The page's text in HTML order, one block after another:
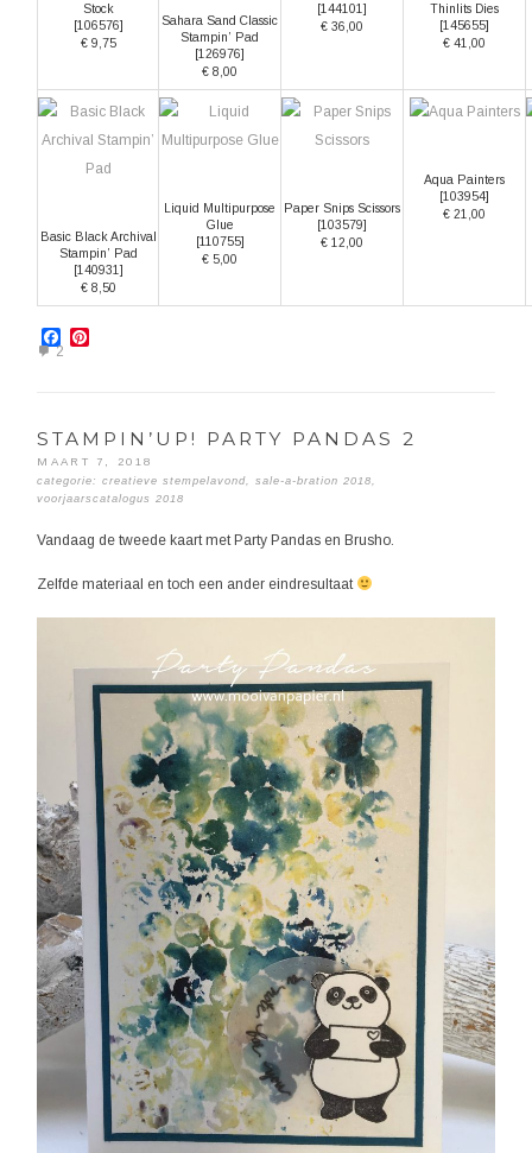
Stock
[106576]
€ 9,75
Sahara Sand Classic
Stampin’ Pad
[126976]
€ 8,00
[144101]
€ 36,00
Thinlits Dies
[145655]
€ 41,00
Basic Black Archival
Stampin’ Pad
[140931]
€ 8,50
Liquid Multipurpose
Glue
[110755]
€ 5,00
Paper Snips Scissors
[103579]
€ 12,00
Aqua Painters
[103954]
€ 21,00
Facebook
2
STAMPIN’UP! PARTY PANDAS 2
MAART 7, 2018
categorie:creatieve stempelavond,sale-a-bration 2018,
voorjaarscatalogus 2018
Vandaag de tweede kaart met Party Pandas en Brusho.
Zelfde materiaal en toch een ander eindresultaat